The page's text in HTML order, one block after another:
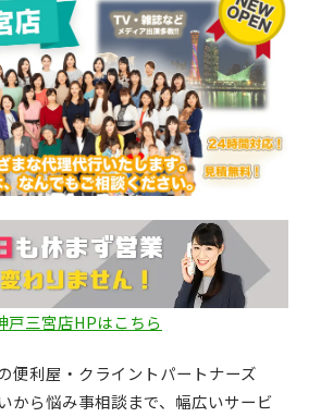
戸三宮店HPはこちら
便利屋・クライントパートナーズ
から悩み事相談まで、幅広いサービ